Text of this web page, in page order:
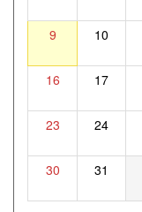
9 10
16 17
23 24
30 31